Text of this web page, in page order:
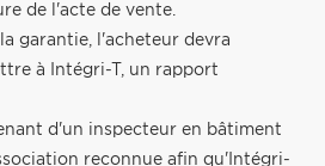
de l'acte de vente.
garantie, l'acheteur devra
à Intégri-T, un rapport
d'un inspecteur en bâtiment
reconnue afin qu'Intégri-